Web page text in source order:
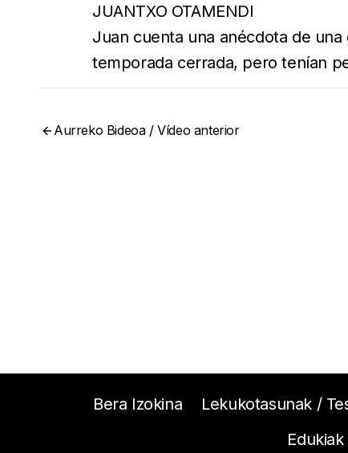
JUANTXO OTAMENDI
Juan cuenta una anécdota de
temporada cerrada, pero tenían
Aurreko Bideoa / Vídeo anterior
Bera Izokina Lekukotasunak /